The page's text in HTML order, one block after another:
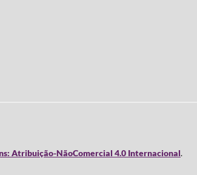
Atribuição-NãoComercial 4.0 Internacional.